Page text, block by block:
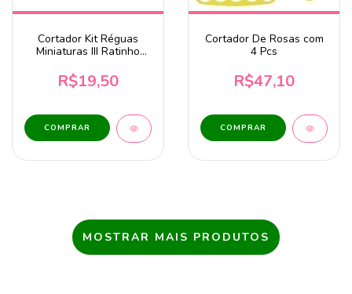
Cortador Kit Réguas
Miniaturas III Ratinho
R$19,50
Cortador De Rosas com
4 Pcs
R$47,10
MOSTRAR MAIS PRODUTOS